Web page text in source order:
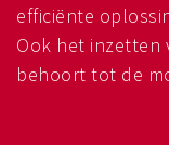
efficiënte
Ook het inzetten
behoort tot de